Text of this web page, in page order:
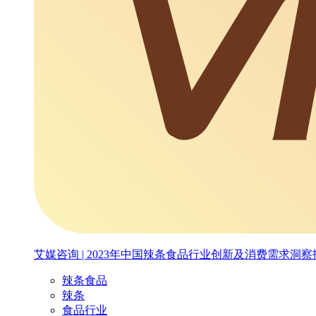
艾媒咨询 | 2023年中国辣条食品行业创新及消费需求洞察
辣条食品
辣条
食品行业